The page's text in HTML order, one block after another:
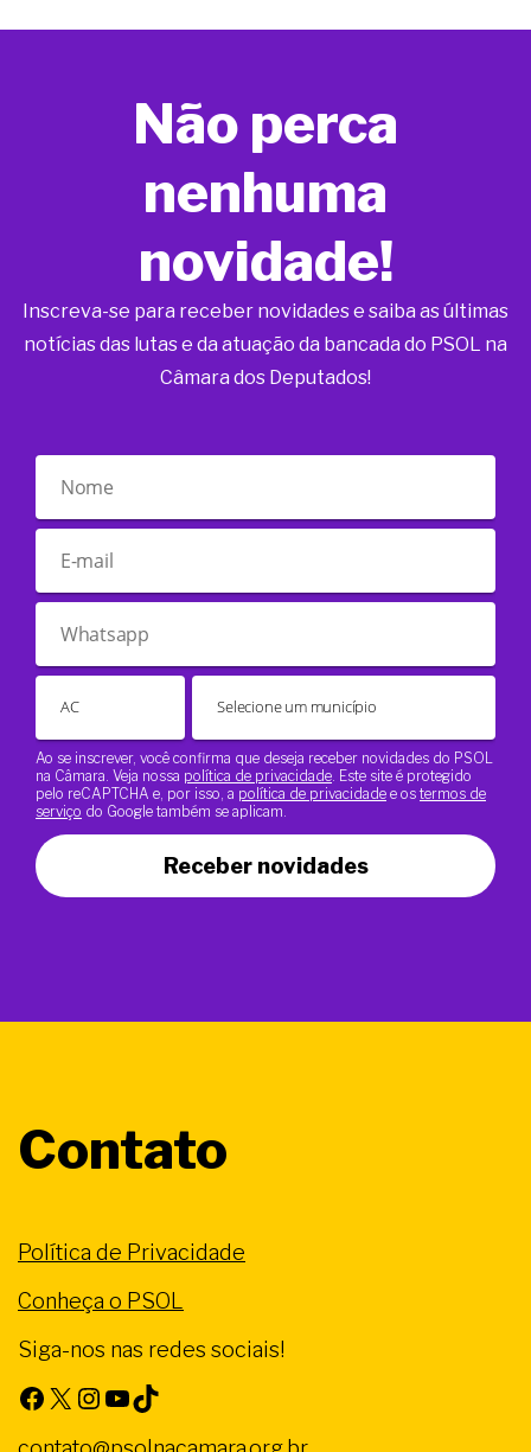
Não perca
nenhuma
novidade!
Inscreva-se para receber novidades e saiba as últimas
notícias das lutas e da atuação da bancada do PSOL na
Câmara dos Deputados!
Ao se inscrever, você confirma que deseja receber novidades do PSOL
na Câmara. Veja nossa política de privacidade. Este site é protegido
pelo reCAPTCHA e, por isso, a política de privacidade e os termos de
serviço do Google também se aplicam.
Receber novidades
Contato
Política de Privacidade
Conheça o PSOL
Siga-nos nas redes sociais!
Facebook X Instagram Youtube TikTok